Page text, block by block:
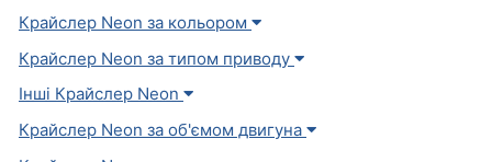
Крайслер Neon за кольором
Крайслер Neon за типом приводу
Інші Крайслер Neon
Крайслер Neon за об'ємом двигуна